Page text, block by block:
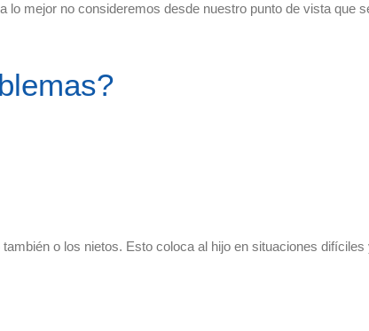
mejor no consideremos desde nuestro punto de vista que
o los nietos. Esto coloca al hijo en situaciones